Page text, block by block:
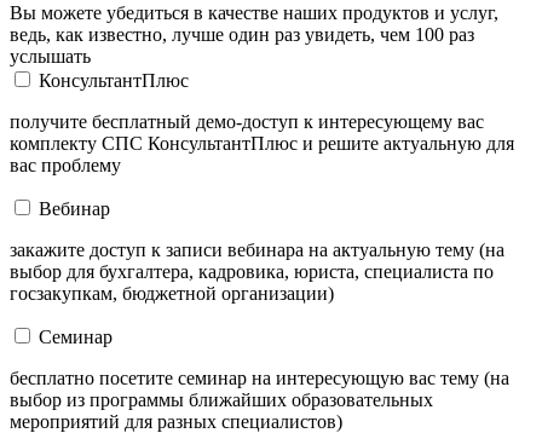
Вы можете убедиться в качестве наших продуктов и услуг,
ведь, как известно, лучше один раз увидеть, чем 100 раз
услышать
КонсультантПлюс
получите бесплатный демо-доступ к интересующему вас
комплекту СПС КонсультантПлюс и решите актуальную для
вас проблему
Вебинар
закажите доступ к записи вебинара на актуальную тему (на
выбор для бухгалтера, кадровика, юриста, специалиста по
госзакупкам, бюджетной организации)
Семинар
бесплатно посетите семинар на интересующую вас тему (на
выбор из программы ближайших образовательных
мероприятий для разных специалистов)